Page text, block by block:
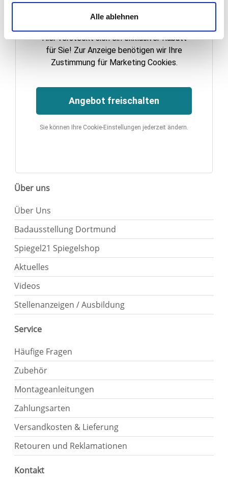
zu den genannten Zwecken ein.
Ihre Einwilligung können Sie jederzeit mit Wirkung für die
Zukunft widerrufen. Am einfachsten ist es, wenn Sie dazu
unter "Cookies" Ihre getroffene Auswahl anpassen. Durch
den Widerruf der Einwilligung wird die vorherige
Datenschutz
Alle ablehnen
Exklusives Angebot!
Hier versteckt sich ein exklusiver Rabatt
für Sie! Zur Anzeige benötigen wir Ihre
Zustimmung für Marketing Cookies.
Angebot freischalten
Sie können Ihre Cookie-Einstellungen jederzeit ändern.
Über uns
Über Uns
Badausstellung Dortmund
Spiegel21 Spiegelshop
Aktuelles
Videos
Stellenanzeigen / Ausbildung
Service
Häufige Fragen
Zubehör
Montageanleitungen
Zahlungsarten
Versandkosten & Lieferung
Retouren und Reklamationen
Kontakt